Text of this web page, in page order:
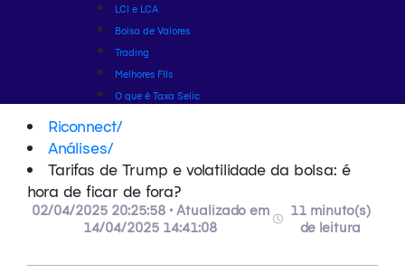
LCI e LCA
Bolsa de Valores
Trading
Melhores FIIs
O que é Taxa Selic
Riconnect/
Análises/
Tarifas de Trump e volatilidade da bolsa: é
hora de ficar de fora?
02/04/2025 20:25:58 • Atualizado em
14/04/2025 14:41:08
11 minuto(s)
de leitura